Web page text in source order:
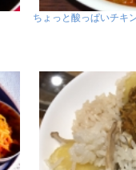
ちょっと酸っぱいチキ